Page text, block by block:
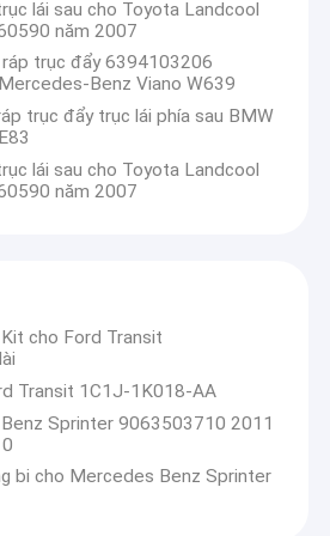
Audi & Volkswagen
Renault
lái sau cho Toyota Landcool
năm 2007
trục đẩy 6394103206
Benz Viano W639
trục đẩy trục lái phía sau BMW
lái sau cho Toyota Landcool
năm 2007
cho Ford Transit
Transit 1C1J-1K018-AA
Sprinter 9063503710 2011
bi cho Mercedes Benz Sprinter
các bộ phận treo, động cơ
thống như:
xe hành khách:
Audi, Land Rover, Volvo,
Opel